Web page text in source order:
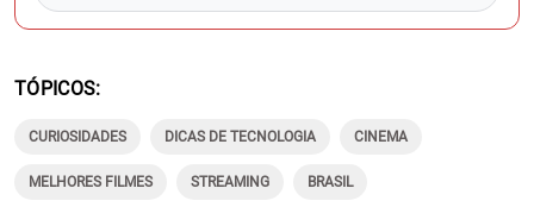
TÓPICOS
CURIOSIDADES DICAS DE TECNOLOGIA CINEMA
MELHORES FILMES STREAMING BRASIL